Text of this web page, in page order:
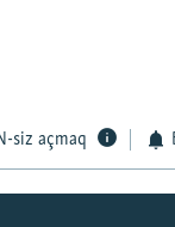
siz açmaq